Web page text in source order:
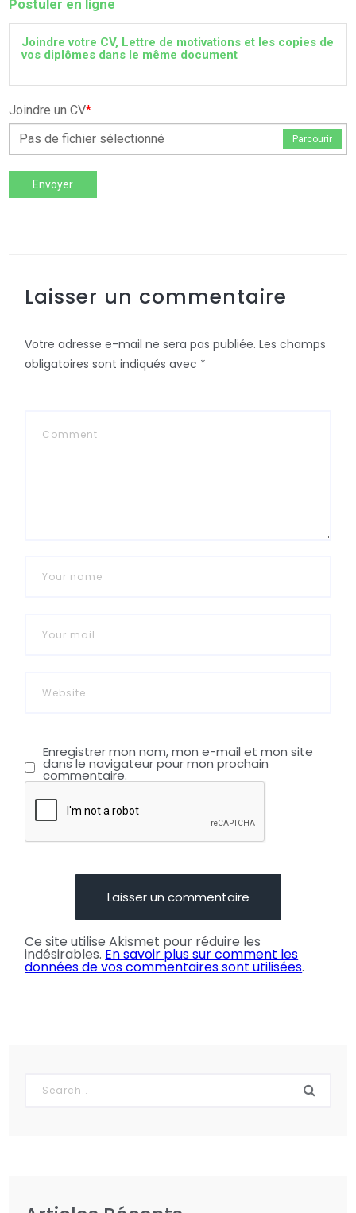
Postuler en ligne
Joindre votre CV, Lettre de motivations et les copies de
vos diplômes dans le même document
Joindre un CV*
Pas de fichier sélectionné
Parcourir
Envoyer
Laisser un commentaire
Votre adresse e-mail ne sera pas publiée. Les champs
obligatoires sont indiqués avec *
Enregistrer mon nom, mon e-mail et mon site
dans le navigateur pour mon prochain
commentaire.
Ce site utilise Akismet pour réduire les
indésirables. En savoir plus sur comment les
données de vos commentaires sont utilisées.